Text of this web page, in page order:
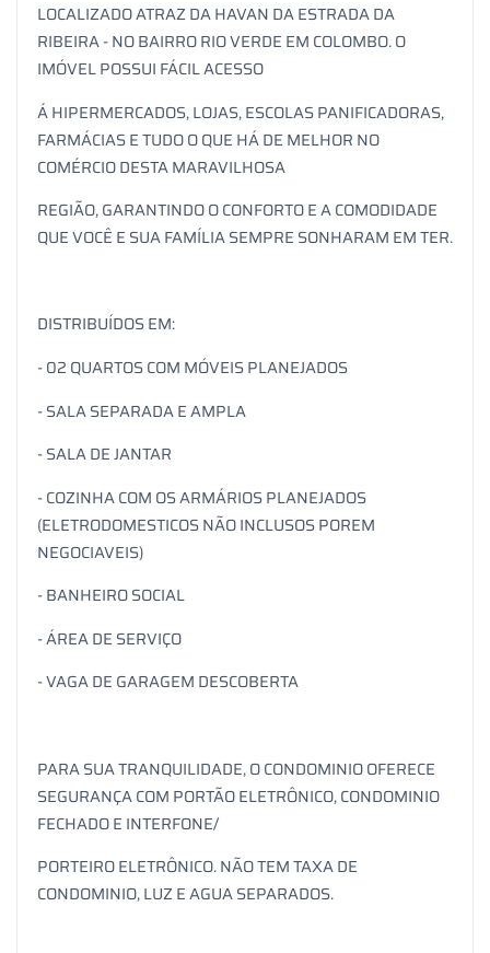
LOCALIZADO ATRAZ DA HAVAN DA ESTRADA DA
RIBEIRA - NO BAIRRO RIO VERDE EM COLOMBO. O
IMÓVEL POSSUI FÁCIL ACESSO
Á HIPERMERCADOS, LOJAS, ESCOLAS PANIFICADORAS,
FARMÁCIAS E TUDO O QUE HÁ DE MELHOR NO
COMÉRCIO DESTA MARAVILHOSA
REGIÃO, GARANTINDO O CONFORTO E A COMODIDADE
QUE VOCÊ E SUA FAMÍLIA SEMPRE SONHARAM EM TER.
DISTRIBUÍDOS EM:
- 02 QUARTOS COM MÓVEIS PLANEJADOS
- SALA SEPARADA E AMPLA
- SALA DE JANTAR
- COZINHA COM OS ARMÁRIOS PLANEJADOS
(ELETRODOMESTICOS NÃO INCLUSOS POREM
NEGOCIAVEIS)
- BANHEIRO SOCIAL
- ÁREA DE SERVIÇO
- VAGA DE GARAGEM DESCOBERTA
PARA SUA TRANQUILIDADE, O CONDOMINIO OFERECE
SEGURANÇA COM PORTÃO ELETRÔNICO, CONDOMINIO
FECHADO E INTERFONE/
PORTEIRO ELETRÔNICO. NÃO TEM TAXA DE
CONDOMINIO, LUZ E AGUA SEPARADOS.